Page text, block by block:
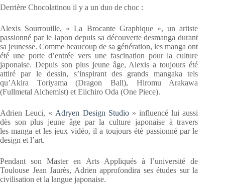
Derrière Chocolatinou il y a un duo de choc :
Alexis Sourrouille, « La Brocante Graphique », un artiste
passionné par le Japon depuis sa découverte desmanga durant
sa jeunesse. Comme beaucoup de sa génération, les manga ont
été une porte d’entrée vers une fascination pour la culture
japonaise. Depuis son plus jeune âge, Alexis a toujours été
attiré par le dessin, s’inspirant des grands mangaka tels
qu’Akira Toriyama (Dragon Ball), Hiromu Arakawa
(Fullmetal Alchemist) et Eiichiro Oda (One Piece).
Adrien Leuci, « Adryen Design Studio» influencé lui aussi
dès son plus jeune âge par la culture japonaise à travers
les manga et les jeux vidéo, il a toujours été passionné par le
design et l’art.
Pendant son Master en Arts Appliqués à l’université de
Toulouse Jean Jaurès, Adrien approfondira ses études sur la
civilisation et la langue japonaise.